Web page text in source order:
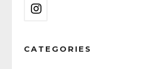
CATEGORIES